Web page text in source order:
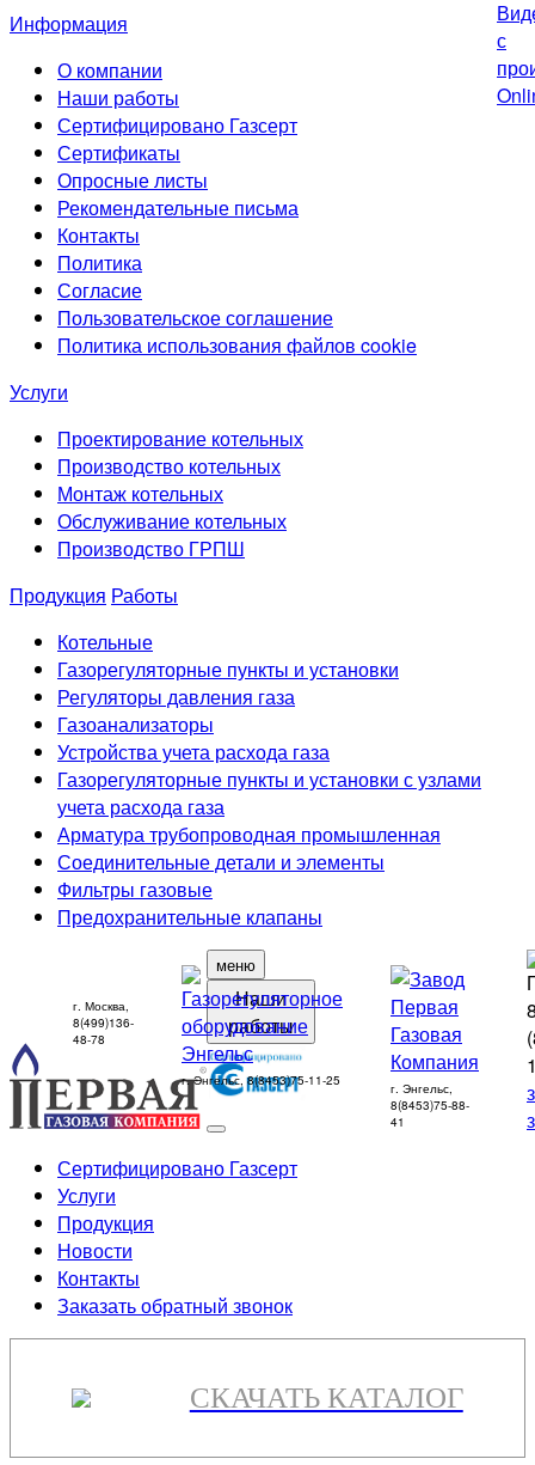
Информация
О компании
Наши работы
Сертифицировано Газсерт
Сертификаты
Опросные листы
Рекомендательные письма
Контакты
Политика
Согласие
Пользовательское соглашение
Политика использования файлов cookie
Услуги
Проектирование котельных
Производство котельных
Монтаж котельных
Обслуживание котельных
Производство ГРПШ
Продукция Работы
Котельные
Газорегуляторные пункты и установки
Регуляторы давления газа
Газоанализаторы
Устройства учета расхода газа
Газорегуляторные пункты и установки с узлами
учета расхода газа
Арматура трубопроводная промышленная
Соединительные детали и элементы
Фильтры газовые
Предохранительные клапаны
меню
Наши
работы
г. Москва,
8(499)136-
48-78
г. Энгельс, 8(8453)75-11-25
г. Энгельс,
8(8453)75-88-
41
Сертифицировано Газсерт
Услуги
Продукция
Новости
Контакты
Заказать обратный звонок
СКАЧАТЬ КАТАЛОГ